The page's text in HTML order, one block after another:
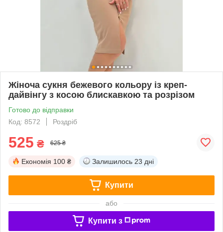
Жіноча сукня бежевого кольору із креп-
дайвінгу з косою блискавкою та розрізом
Готово до відправки
Код: 8572
Роздріб
525 ₴ 625 ₴
Економія 100 ₴ Залишилось 23 дні
Купити
або
Купити з